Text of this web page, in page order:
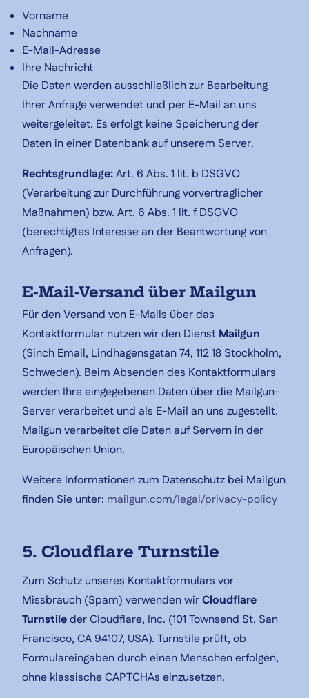
Vorname
Nachname
E-Mail-Adresse
Ihre Nachricht
Die Daten werden ausschließlich zur Bearbeitung
Ihrer Anfrage verwendet und per E-Mail an uns
weitergeleitet. Es erfolgt keine Speicherung der
Daten in einer Datenbank auf unserem Server.
Rechtsgrundlage:Art. 6 Abs. 1 lit. b DSGVO
(Verarbeitung zur Durchführung vorvertraglicher
Maßnahmen) bzw. Art. 6 Abs. 1 lit. f DSGVO
(berechtigtes Interesse an der Beantwortung von
Anfragen).
E-Mail-Versand über Mailgun
Für den Versand von E-Mails über das
Kontaktformular nutzen wir den Dienst Mailgun
(Sinch Email, Lindhagensgatan 74, 112 18 Stockholm,
Schweden). Beim Absenden des Kontaktformulars
werden Ihre eingegebenen Daten über die Mailgun-
Server verarbeitet und als E-Mail an uns zugestellt.
Mailgun verarbeitet die Daten auf Servern in der
Europäischen Union.
Weitere Informationen zum Datenschutz bei Mailgun
finden Sie unter: mailgun.com/legal/privacy-policy
5. Cloudflare Turnstile
Zum Schutz unseres Kontaktformulars vor
Missbrauch (Spam) verwenden wirCloudflare
Turnstileder Cloudflare, Inc. (101 Townsend St, San
Francisco, CA 94107, USA). Turnstile prüft, ob
Formulareingaben durch einen Menschen erfolgen,
ohne klassische CAPTCHAs einzusetzen.